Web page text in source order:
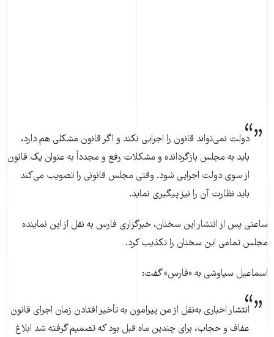
دولت نمی‌تواند قانون را اجرایی نکند و اگر قانون مشکلی هم دارد،
باید به مجلس بازگردانده و مشکلات رفع و مجدداً به عنوان یک قانون
از سوی دولت اجرایی شود. وقتی مجلس قانونی را تصویب می‌کند
باید نظارت آن را نیز پیگیری نماید.
ساعتی پس از انتشار این سخنان، خبرگزاری فارس به نقل از این نماینده
مجلس تمامی این سخنان را تکذیب کرد.
اسماعیل سیاوشی به «فارس» گفت:
انتشار اخباری به‌نقل از من پیرامون به تأخیر افتادن زمان اجرای قانون
عفاف و حجاب، برای چندین ماه قبل بود که تصمیم گرفته شد ابلاغ